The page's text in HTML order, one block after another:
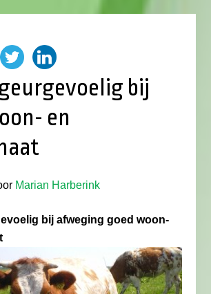
bij
en
Marian Harberink
bij afweging goed woon-